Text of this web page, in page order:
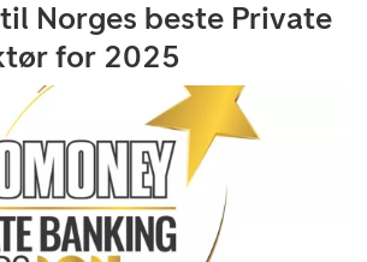
Norges beste Private
for 2025